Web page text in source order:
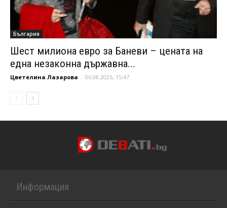
България
Шест милиона евро за Баневи – цената на
една незаконна държавна...
Цветелина Лазарова - 06.08.2026, 15:47
Информация